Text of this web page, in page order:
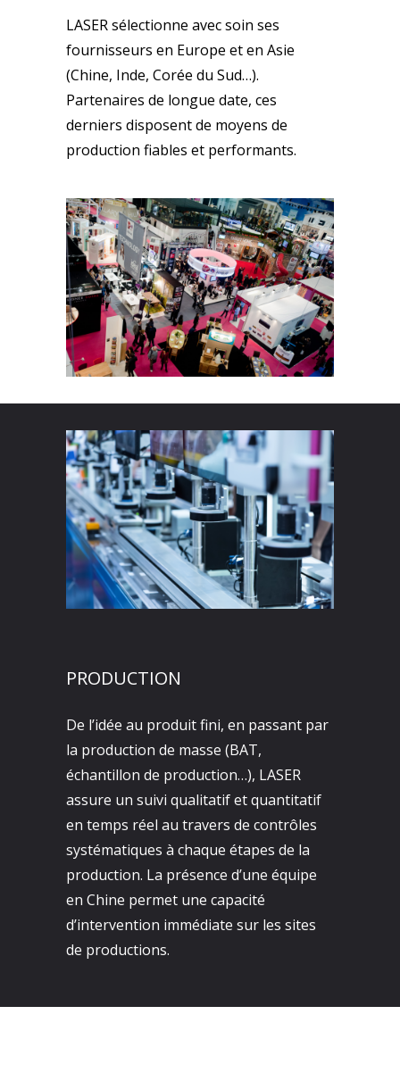
LASER sélectionne avec soin ses
fournisseurs en Europe et en Asie
(Chine, Inde, Corée du Sud…).
Partenaires de longue date, ces
derniers disposent de moyens de
production fiables et performants.
PRODUCTION
De l’idée au produit fini, en passant par
la production de masse (BAT,
échantillon de production…), LASER
assure un suivi qualitatif et quantitatif
en temps réel au travers de contrôles
systématiques à chaque étapes de la
production. La présence d’une équipe
en Chine permet une capacité
d’intervention immédiate sur les sites
de productions.